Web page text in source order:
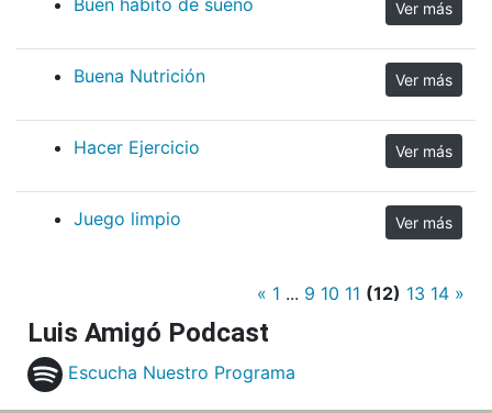
Ver más
Buena Nutrición Ver más
Hacer Ejercicio Ver más
Juego limpio Ver más
« 1 ... 9 10 11 (12) 13 14 »
Luis Amigó Podcast
Escucha Nuestro Programa